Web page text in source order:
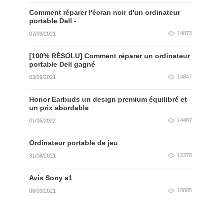
Comment réparer l'écran noir d'un ordinateur
portable Dell -
07/09/2021 14873
[100% RÉSOLU] Comment réparer un ordinateur
portable Dell gagné
03/09/2021 14847
Honor Earbuds un design premium équilibré et
un prix abordable
01/06/2022 14487
Ordinateur portable de jeu
31/08/2021 12370
Avis Sony a1
08/09/2021 10805